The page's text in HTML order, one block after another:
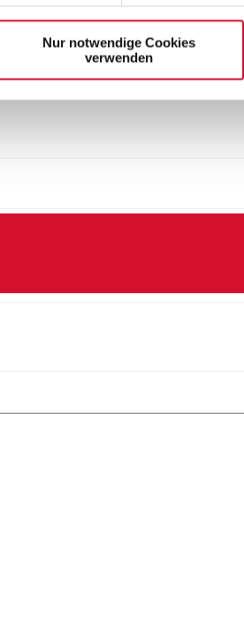
Nur notwendige Cookies
verwenden